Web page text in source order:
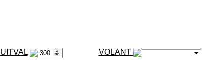
VOLANT